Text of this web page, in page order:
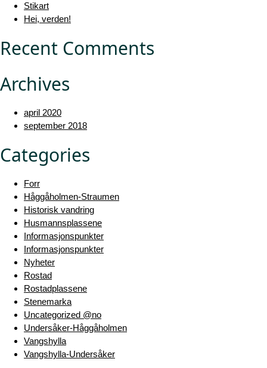
Stikart
Hei, verden!
Recent Comments
Archives
april 2020
september 2018
Categories
Forr
Håggåholmen-Straumen
Historisk vandring
Husmannsplassene
Informasjonspunkter
Informasjonspunkter
Nyheter
Rostad
Rostadplassene
Stenemarka
Uncategorized @no
Undersåker-Håggåholmen
Vangshylla
Vangshylla-Undersåker